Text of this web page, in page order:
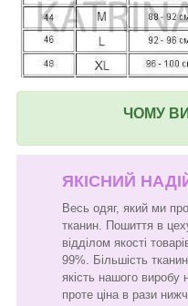
ЧОМУ
ЯКІСНИЙ
Весь одяг, який ми
тканин. Пошиття в
відділом якості
99%. Більшість
якість нашого виробу
проте ціна в рази